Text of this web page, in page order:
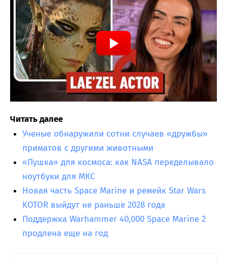
Читать далее
Ученые обнаружили сотни случаев «дружбы»
приматов с другими животными
«Пушка» для космоса: как NASA переделывало
ноутбуки для МКС
Новая часть Space Marine и ремейк Star Wars
KOTOR выйдут не раньше 2028 года
Поддержка Warhammer 40,000 Space Marine 2
продлена еще на год